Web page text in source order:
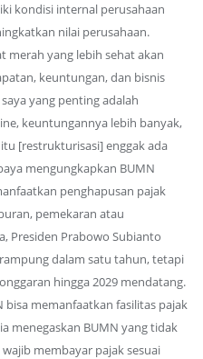
kondisi internal perusahaan
nilai perusahaan.
merah yang lebih sehat akan
keuntungan, dan bisnis
yang penting adalah
keuntungannya lebih banyak,
[restrukturisasi] enggak ada
mengungkapkan BUMN
penghapusan pajak
pemekaran atau
Presiden Prabowo Subianto
dalam satu tahun, tetapi
hingga 2029 mendatang.
bisa memanfaatkan fasilitas pajak
menegaskan BUMN yang tidak
membayar pajak sesuai